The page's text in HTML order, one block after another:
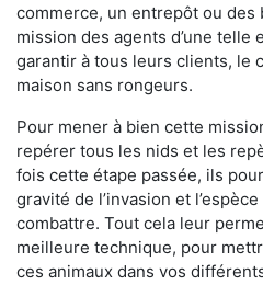
commerce, un entrepôt ou des
mission des agents d’une telle
garantir à tous leurs clients, le
maison sans rongeurs.
Pour mener à bien cette
repérer tous les nids et les
fois cette étape passée, ils
gravité de l’invasion et
combattre. Tout cela leur
meilleure technique, pour
ces animaux dans vos